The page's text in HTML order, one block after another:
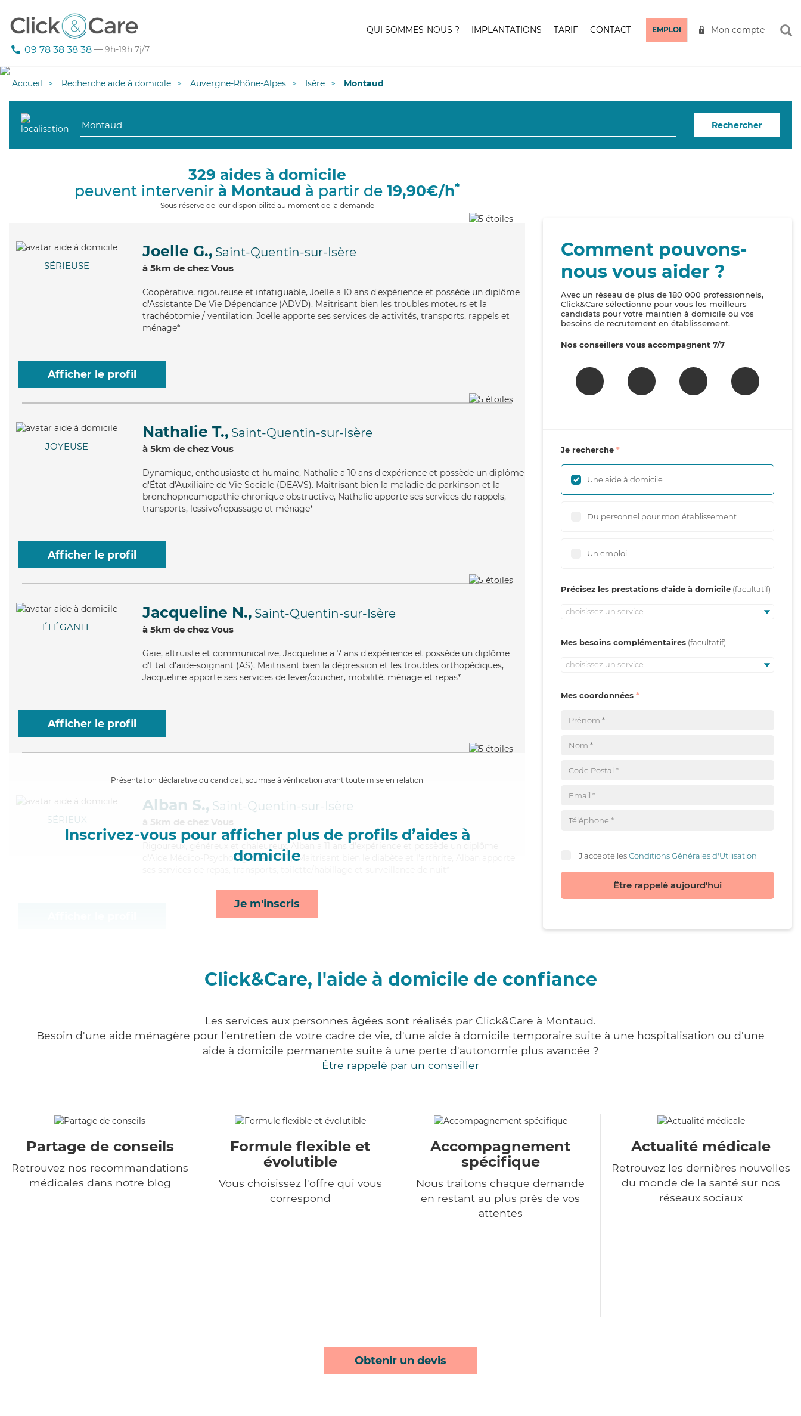
09 78 38 38 38 — 9h-19h 7j/7
QUI SOMMES-NOUS ? IMPLANTATIONS TARIF CONTACT EMPLOI Mon compte
Accueil Recherche aide à domicile Auvergne-Rhône-Alpes Isère Montaud
Rechercher
329 aides à domicile
peuvent intervenir à Montaud à partir de 19,90€/h*
Sous réserve de leur disponibilité au moment de la demande
SÉRIEUSE
Joelle G., Saint-Quentin-sur-Isère
à 5km de chez Vous
Coopérative, rigoureuse et infatiguable, Joelle a 10 ans d'expérience et possède un diplôme
d'Assistante De Vie Dépendance (ADVD). Maitrisant bien les troubles moteurs et la
trachéotomie / ventilation, Joelle apporte ses services de activités, transports, rappels et
ménage*
Afficher le profil
JOYEUSE
Nathalie T., Saint-Quentin-sur-Isère
à 5km de chez Vous
Dynamique, enthousiaste et humaine, Nathalie a 10 ans d'expérience et possède un diplôme
d'État d'Auxiliaire de Vie Sociale (DEAVS). Maitrisant bien la maladie de parkinson et la
bronchopneumopathie chronique obstructive, Nathalie apporte ses services de rappels,
transports, lessive/repassage et ménage*
Afficher le profil
ÉLÉGANTE
Jacqueline N., Saint-Quentin-sur-Isère
à 5km de chez Vous
Gaie, altruiste et communicative, Jacqueline a 7 ans d'expérience et possède un diplôme
d'Etat d'aide-soignant (AS). Maitrisant bien la dépression et les troubles orthopédiques,
Jacqueline apporte ses services de lever/coucher, mobilité, ménage et repas*
Afficher le profil
Présentation déclarative du candidat, soumise à vérification avant toute mise en relation
Inscrivez-vous pour afficher plus de profils d’aides à
domicile
Je m'inscris
SÉRIEUX
Alban S., Saint-Quentin-sur-Isère
à 5km de chez Vous
Rigoureux
, généreux et chaleureux, Alban a 11 ans d'expérience et possède un diplôme
d'Aide Médico-Psychologique (AMP). Maitrisant bien le diabète et l'arthrite, Alban apporte
Comment pouvons-
nous vous aider ?
Avec un réseau de plus de 180 000 professionnels,
Click&Care sélectionne pour vous les meilleurs
candidats pour votre maintien à domicile ou vos
besoins de recrutement en établissement.
Nos conseillers vous accompagnent 7/7
Je recherche
Une aide à domicile
Du personnel pour mon établissement
Un emploi
Précisez les prestations d'aide à domicile
choisissez un service
Mes besoins complémentaires
choisissez un service
Mes coordonnées
J'accepte lesConditions Générales d'Utilisation
Être rappelé aujourd'hui
Click&Care, l'aide à domicile de confiance
Les services aux personnes âgées sont réalisés par Click&Care à Montaud.
Besoin d'une aide ménagère pour l'entretien de votre cadre de vie, d'une aide à domicile temporaire suite à une hospitalisation ou d'une
aide à domicile permanente suite à une perte d'autonomie plus avancée ?
Être rappelé par un conseiller
Partage de conseils
Retrouvez nos recommandations
médicales dans notre blog
Formule flexible et
évolutible
Vous choisissez l'offre qui vous
correspond
Accompagnement
spécifique
Nous traitons chaque demande
en restant au plus près de vos
attentes
Actualité médicale
Retrouvez les dernières nouvelles
du monde de la santé sur nos
réseaux sociaux
Obtenir un devis